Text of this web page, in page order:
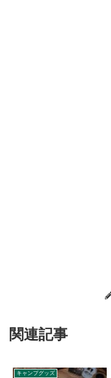
関連記事
キャンプグッズ